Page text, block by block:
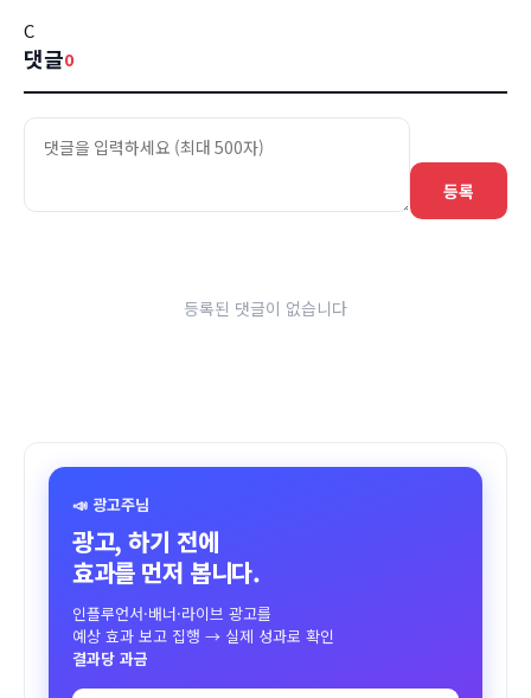
C
댓글0
등록
등록된 댓글이 없습니다
📣 광고주님
광고, 하기 전에
효과를 먼저 봅니다.
인플루언서·배너·라이브 광고를
예상 효과 보고 집행 → 실제 성과로 확인
결과당 과금